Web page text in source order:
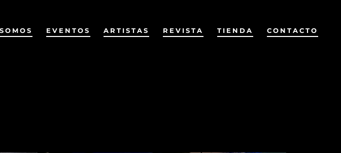
EVENTOS ARTISTAS REVISTA TIENDA CONTACTO